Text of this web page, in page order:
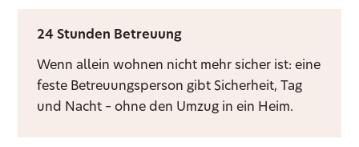
24 Stunden Betreuung
Wenn allein wohnen nicht mehr sicher ist: eine
feste Betreuungsperson gibt Sicherheit, Tag
und Nacht – ohne den Umzug in ein Heim.